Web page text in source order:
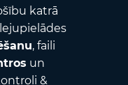
katrā
, faili
un
&